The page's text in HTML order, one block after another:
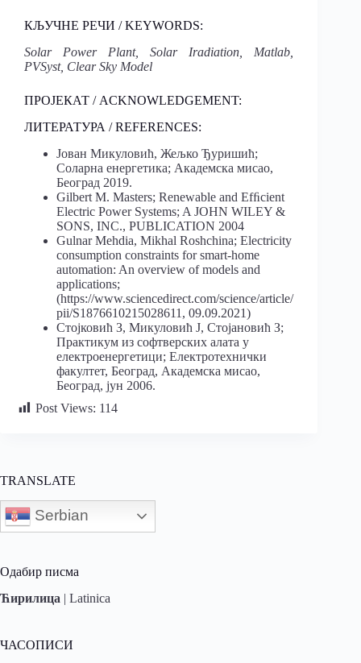
КЉУЧНЕ РЕЧИ / KEYWORDS:
Solar Power Plant, Solar Iradiation, Matlab,
PVSyst, Clear Sky Model
ПРОЈЕКАТ / ACKNOWLEDGEMENT:
ЛИТЕРАТУРА / REFERENCES:
Јован Микуловић, Жељко Ђуришић;
Соларна енергетика; Академска мисао,
Београд 2019.
Gilbert M. Masters; Renewable and Efﬁcient
Electric Power Systems; A JOHN WILEY &
SONS, INC., PUBLICATION 2004
Gulnar Mehdia, Mikhal Roshchina; Electricity
consumption constraints for smart-home
automation: An overview of models and
applications;
(https://www.sciencedirect.com/science/article/
pii/S1876610215028611, 09.09.2021)
Стојковић З, Микуловић Ј, Стојановић З;
Практикум из софтверских алата у
електроенергетици; Електротехнички
факултет, Београд, Академска мисао,
Београд, јун 2006.
Post Views: 114
TRANSLATE
Serbian
Одабир писма
Ћирилица | Latinica
ЧАСОПИСИ